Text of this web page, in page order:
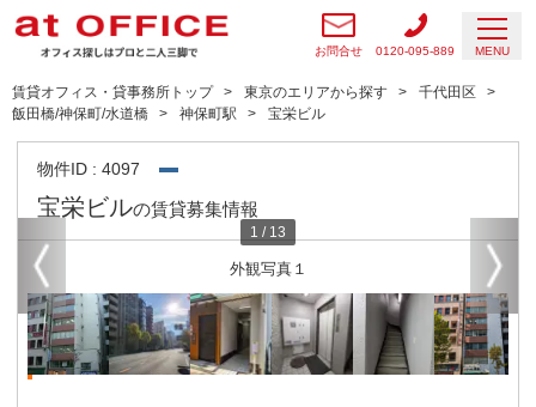
お問合せ 0120-095-889 MENU
賃貸オフィス・貸事務所トップ 東京のエリアから探す
千代田区
飯田橋/神保町/水道橋
神保町駅 宝栄ビル
物件ID : 4097
宝栄ビルの賃貸募集情報
外観写真１
1 / 13